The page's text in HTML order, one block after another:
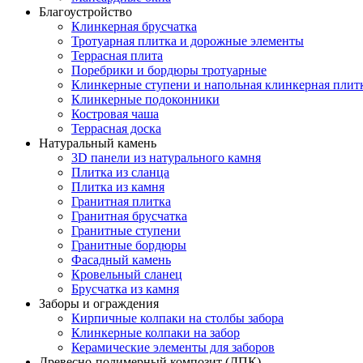
Благоустройство
Клинкерная брусчатка
Тротуарная плитка и дорожные элементы
Террасная плита
Поребрики и бордюры тротуарные
Клинкерные ступени и напольная клинкерная
Клинкерные подоконники
Костровая чаша
Террасная доска
Натуральный камень
3D панели из натурального камня
Плитка из сланца
Плитка из камня
Гранитная плитка
Гранитная брусчатка
Гранитные ступени
Гранитные бордюры
Фасадный камень
Кровельный сланец
Брусчатка из камня
Заборы и ограждения
Кирпичные колпаки на столбы забора
Клинкерные колпаки на забор
Керамические элементы для заборов